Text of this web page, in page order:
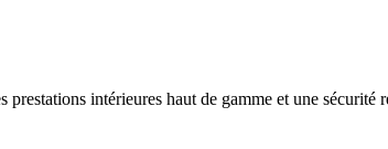
intérieures haut de gamme et une sécurité